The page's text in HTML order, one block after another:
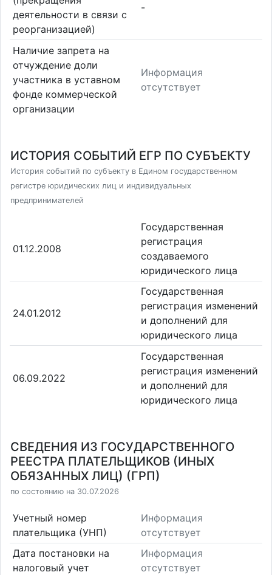
деятельности в связи с
реорганизацией)
-
Наличие запрета на
отчуждение доли
участника в уставном
фонде коммерческой
организации
Информация
отсутствует
ИСТОРИЯ СОБЫТИЙ ЕГР ПО СУБЪЕКТУ
История событий по субъекту в Едином государственном
регистре юридических лиц и индивидуальных
предпринимателей
01.12.2008
Государственная
регистрация
создаваемого
юридического лица
24.01.2012
Государственная
регистрация изменений
и дополнений для
юридического лица
06.09.2022
Государственная
регистрация изменений
и дополнений для
юридического лица
СВЕДЕНИЯ ИЗ ГОСУДАРСТВЕННОГО
РЕЕСТРА ПЛАТЕЛЬЩИКОВ (ИНЫХ
ОБЯЗАННЫХ ЛИЦ) (ГРП)
по состоянию на 30.07.2026
Учетный номер
плательщика (УНП)
Информация
отсутствует
Дата постановки на
налоговый учет
Информация
отсутствует